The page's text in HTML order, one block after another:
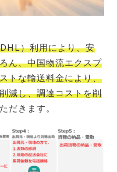
）利用により、安
ん、中国物流エクスプ
トな輸送料金により、
減し、調達コストを削
だきます。